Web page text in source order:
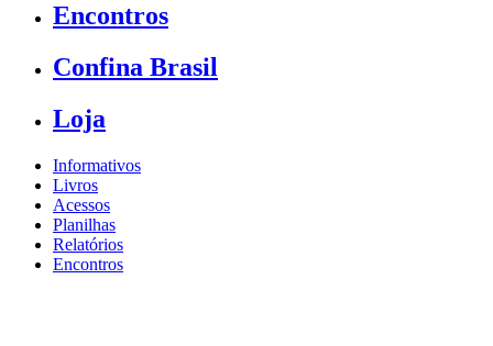
Encontros
Confina Brasil
Loja
Informativos
Livros
Acessos
Planilhas
Relatórios
Encontros